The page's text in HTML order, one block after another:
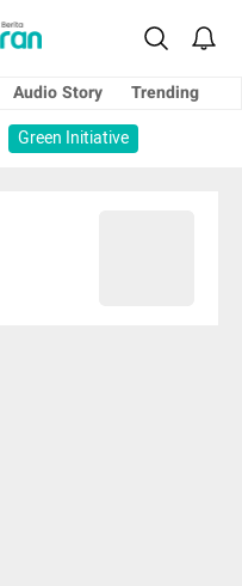
Audio Story
Trending
Green Initiative